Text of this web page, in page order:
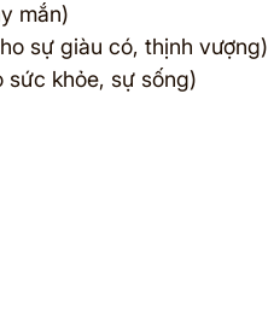
mắn)
sự giàu có, thịnh vượng)
sức khỏe, sự sống)